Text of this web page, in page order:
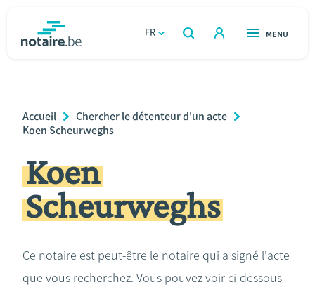
FR
OUVERT
RECHERCHER
OUVERT
MENU
Relations et vivre ensemble
Héritage et donations
Entreprendre
Calculateurs
Breadcrumb
Accueil
Chercher le détenteur d'un acte
Koen Scheurweghs
Koen
Scheurweghs
Ce notaire est peut-être le notaire qui a signé l'acte
que vous recherchez. Vous pouvez voir ci-dessous